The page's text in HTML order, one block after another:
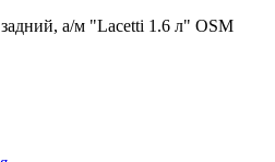
а/м "Lacetti 1.6 л" OSM